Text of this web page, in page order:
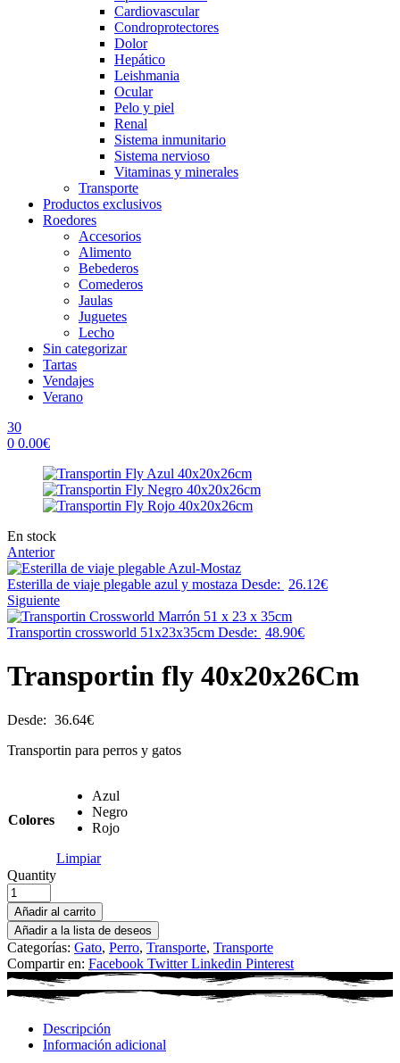
Cardiovascular
Condroprotectores
Dolor
Hepático
Leishmania
Ocular
Pelo y piel
Renal
Sistema inmunitario
Sistema nervioso
Vitaminas y minerales
Transporte
Productos exclusivos
Roedores
Accesorios
Alimento
Bebederos
Comederos
Jaulas
Juguetes
Lecho
Sin categorizar
Tartas
Vendajes
Verano
30
0 0.00€
Availability:
En stock
Anterior
Esterilla de viaje plegable azul y mostaza Desde: 26.12€
Siguiente
Transportin crossworld 51x23x35cm Desde: 48.90€
Transportin fly 40x20x26Cm
Desde: 36.64€
Transportin para perros y gatos
Colores
Azul
Negro
Rojo
Limpiar
Quantity
Añadir al carrito
Añadir a la lista de deseos
Categorías: Gato, Perro, Transporte, Transporte
Compartir en: Facebook Twitter Linkedin Pinterest
Descripción
Información adicional